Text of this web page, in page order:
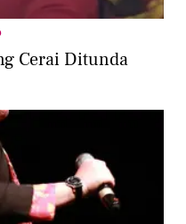
Cerai Ditunda